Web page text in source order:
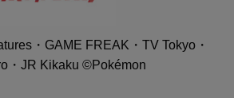
・GAME FREAK・TV Tokyo・
・JR Kikaku ©Pokémon